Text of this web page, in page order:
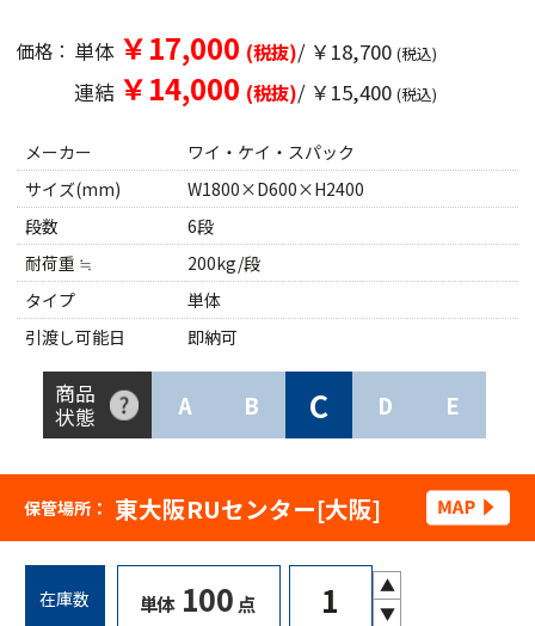
価格： 単体 ￥17,000 (税抜)/ ￥18,700 (税込)
連結 ￥14,000 (税抜)/ ￥15,400 (税込)
メーカー
ワイ・ケイ・スパック
サイズ(mm)
W1800×D600×H2400
段数
6段
耐荷重 ≒
200kg/段
タイプ
単体
引渡し可能日
即納可
商品
状態
A B C D E
保管場所： 東大阪RUセンター[大阪]
在庫数 単体 100 点
▲
▼